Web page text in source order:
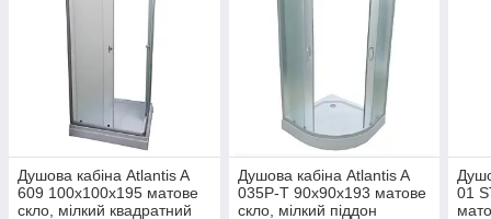
Душова кабіна Atlantis A
609 100x100x195 матове
скло, мілкий квадратний
Душова кабіна Atlantis A
035P-T 90x90x193 матове
скло, мілкий піддон
01